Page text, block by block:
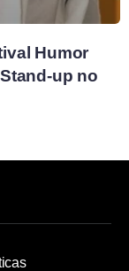
Humor
up no